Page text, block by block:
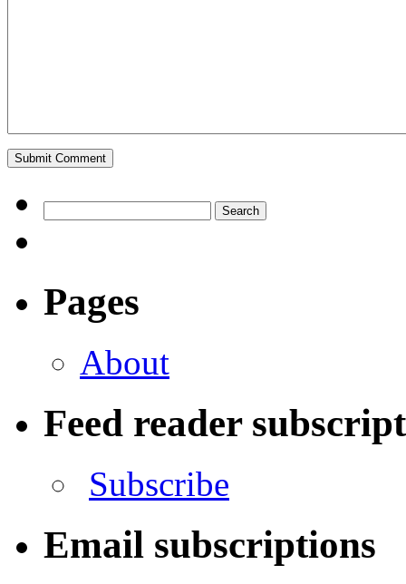
Pages
About
Feed reader
Subscribe
Email subscriptions